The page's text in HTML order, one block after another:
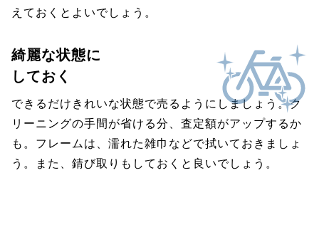
えておくとよいでしょう。
綺麗な状態に
しておく
できるだけきれいな状態で売るようにしましょう。ク
リーニングの手間が省ける分、査定額がアップするか
も。フレームは、濡れた雑巾などで拭いておきましょ
う。また、錆び取りもしておくと良いでしょう。